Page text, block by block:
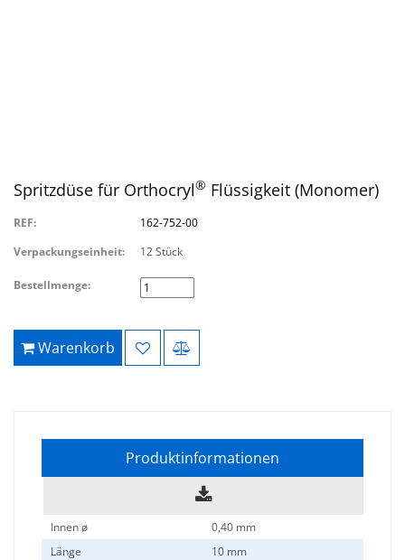
Spritzdüse für Orthocryl® Flüssigkeit (Monomer)
REF:
162-752-00
Verpackungseinheit:
12 Stück
Bestellmenge:
Warenkorb
Produktinformationen
Innen ø
0,40 mm
Länge
10 mm